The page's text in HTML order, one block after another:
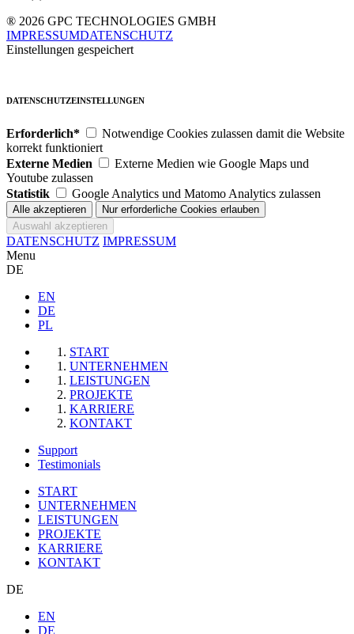
® 2026 GPC TECHNOLOGIES GMBH
IMPRESSUMDATENSCHUTZ
Einstellungen gespeichert
DATENSCHUTZEINSTELLUNGEN
Erforderlich*
Notwendige Cookies zulassen damit die Website
korrekt funktioniert
Externe Medien
Externe Medien wie Google Maps und
Youtube zulassen
Statistik
Google Analytics und Matomo Analytics zulassen
DATENSCHUTZ IMPRESSUM
Menu
DE
EN
DE
PL
START
UNTERNEHMEN
LEISTUNGEN
PROJEKTE
KARRIERE
KONTAKT
Support
Testimonials
START
UNTERNEHMEN
LEISTUNGEN
PROJEKTE
KARRIERE
KONTAKT
DE
EN
DE